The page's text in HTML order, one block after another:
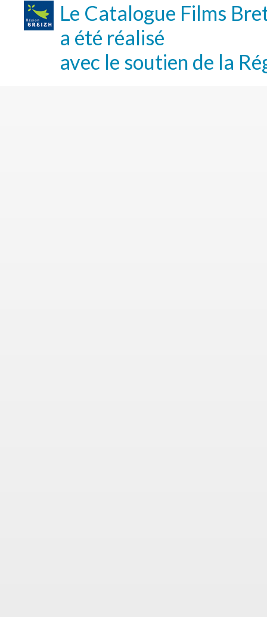
Le Catalogue Films
a été réalisé
avec le soutien de la